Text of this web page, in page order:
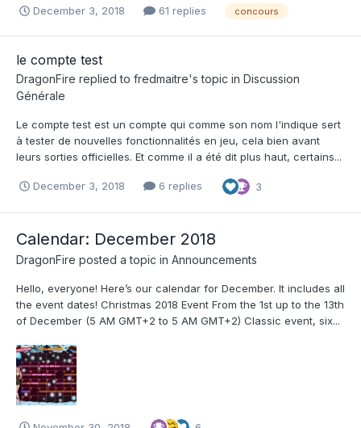
December 3, 2018 61 replies concours
le compte test
DragonFire replied to fredmaitre's topic in Discussion
Générale
Le compte test est un compte qui comme son nom l'indique sert
à tester de nouvelles fonctionnalités en jeu, cela bien avant
leurs sorties officielles. Et comme il a été dit plus haut, certains...
December 3, 2018 6 replies 3
Calendar: December 2018
DragonFire posted a topic in Announcements
Hello, everyone! Here’s our calendar for December. It includes all
the event dates! Christmas 2018 Event From the 1st up to the 13th
of December (5 AM GMT+2 to 5 AM GMT+2) Classic event, six...